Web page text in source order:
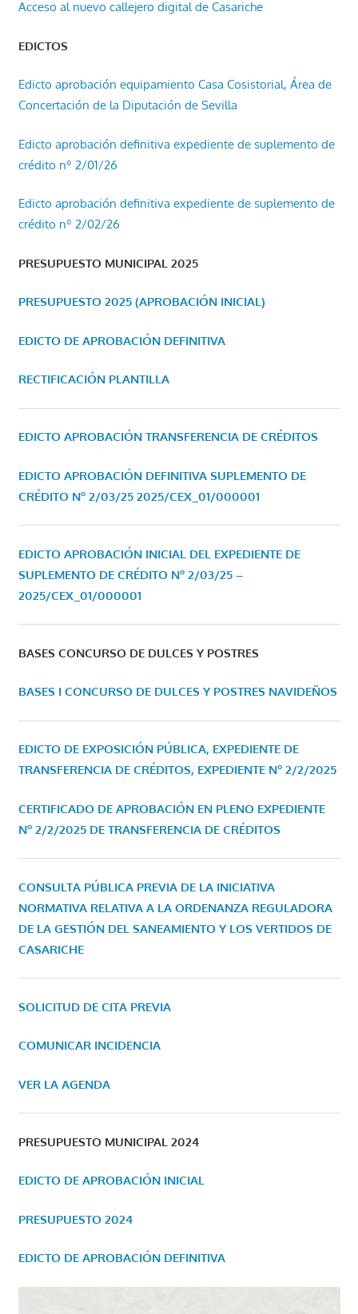
Acceso al nuevo callejero digital de Casariche
EDICTOS
Edicto aprobación equipamiento Casa Cosistorial, Área de
Concertación de la Diputación de Sevilla
Edicto aprobación definitiva expediente de suplemento de
crédito nº 2/01/26
Edicto aprobación definitiva expediente de suplemento de
crédito nº 2/02/26
PRESUPUESTO MUNICIPAL 2025
PRESUPUESTO 2025 (APROBACIÓN INICIAL)
EDICTO DE APROBACIÓN DEFINITIVA
RECTIFICACIÓN PLANTILLA
EDICTO APROBACIÓN TRANSFERENCIA DE CRÉDITOS
EDICTO APROBACIÓN DEFINITIVA SUPLEMENTO DE
CRÉDITO Nº 2/03/25 2025/CEX_01/000001
EDICTO APROBACIÓN INICIAL DEL EXPEDIENTE DE
SUPLEMENTO DE CRÉDITO Nº 2/03/25 –
2025/CEX_01/000001
BASES CONCURSO DE DULCES Y POSTRES
BASES I CONCURSO DE DULCES Y POSTRES NAVIDEÑOS
EDICTO DE EXPOSICIÓN PÚBLICA, EXPEDIENTE DE
TRANSFERENCIA DE CRÉDITOS, EXPEDIENTE Nº 2/2/2025
CERTIFICADO DE APROBACIÓN EN PLENO EXPEDIENTE
Nº 2/2/2025 DE TRANSFERENCIA DE CRÉDITOS
CONSULTA PÚBLICA PREVIA DE LA INICIATIVA
NORMATIVA RELATIVA A LA ORDENANZA REGULADORA
DE LA GESTIÓN DEL SANEAMIENTO Y LOS VERTIDOS DE
CASARICHE
SOLICITUD DE CITA PREVIA
COMUNICAR INCIDENCIA
VER LA AGENDA
PRESUPUESTO MUNICIPAL 2024
EDICTO DE APROBACIÓN INICIAL
PRESUPUESTO 2024
EDICTO DE APROBACIÓN DEFINITIVA